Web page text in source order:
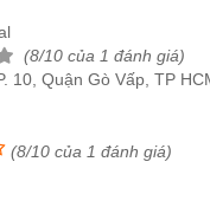
(8/10 của 1 đánh giá)
10, Quận Gò Vấp, TP
(8/10 của 1 đánh giá)